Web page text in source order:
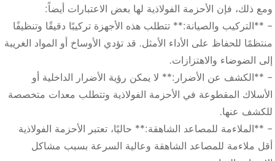
ومع ذلك، فإن الأحزمة الفولاذية لها بعض الاعتبارات أيضاً:
- **التركيب والصيانة:** تتطلب هذه الأجهزة تركيبًا دقيقًا وتنظيفًا
منتظمًا للحفاظ على الأداء الأمثل. قد تؤدي الأوساخ أو المواد الغريبة
إلى الضوضاء والاهتزازات.
- **الكشف عن الأضرار:** لا يمكن رؤية الأضرار الداخلية أو
الأسلاك المقطوعة في الأحزمة الفولاذية وتتطلب معدات متخصصة
للكشف عنها.
- **الملاءمة للمصاعد الشاهقة:** حاليًا، تعتبر الأحزمة الفولاذية
أقل ملاءمة للمصاعد الشاهقة وعالية السرعة بسبب مشاكل